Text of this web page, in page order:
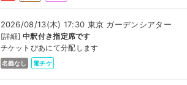
2026/08/13(木) 17:30 東京 ガーデンシアター
[詳細]中釈付き指定席です
チケットぴあにて分配します
名義なし 電チケ